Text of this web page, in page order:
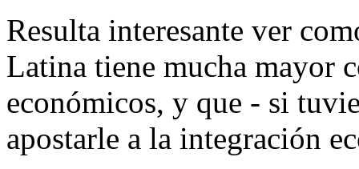
Resulta interesante ver
Latina tiene mucha mayor
económicos, y que - si
apostarle a la integración